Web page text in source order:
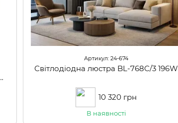
Артикул: 24-674
Світлодіодна люстра BL-768C/3 196W
10 320 грн
В наявності